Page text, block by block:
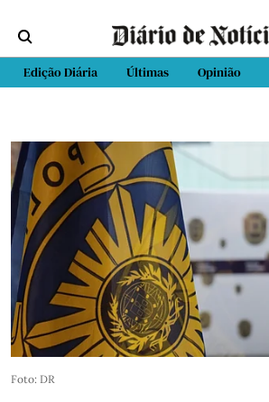
Edição Diária Últimas Opinião
Foto: DR